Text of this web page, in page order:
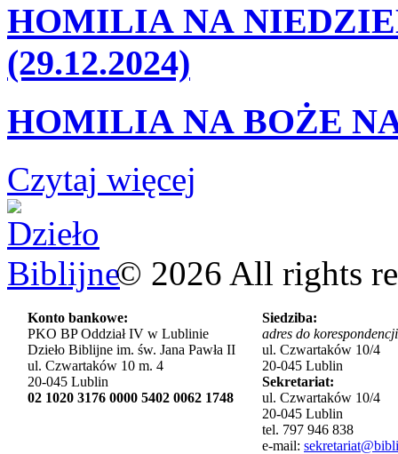
HOMILIA NA
(29.12.2024)
HOMILIA NA BOŻE
Czytaj więcej
© 2026 All rights
Konto bankowe:
PKO BP Oddział IV w Lublinie
Dzieło Biblijne im. św. Jana Pawła II
ul. Czwartaków 10 m. 4
20-045 Lublin
02 1020 3176 0000 5402 0062 1748
Siedziba:
adres do
ul. Czwartaków 10/4
20-045 Lublin
Sekretariat:
ul. Czwartaków 10/4
20-045 Lublin
tel. 797 946 838
e-mail: